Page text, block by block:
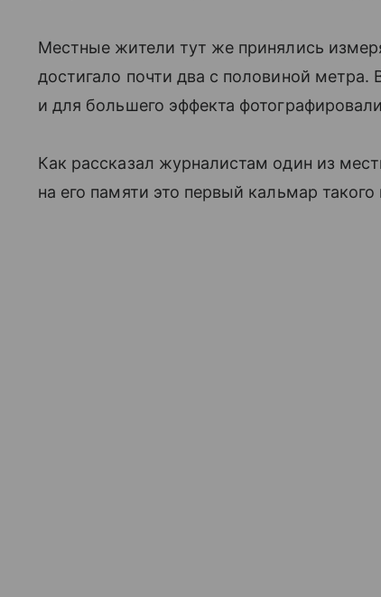
Местные жители тут же принялись
достигало почти два с половиной метра.
и для большего эффекта
Как рассказал журналистам один из
на его памяти это первый кальмар такого